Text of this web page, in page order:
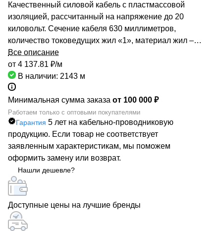
Качественный силовой кабель с пластмассовой
изоляцией, рассчитанный на напряжение до 20
киловольт. Сечение кабеля 630 миллиметров,
количество токоведущих жил «1», материал жил –
Медь. Широко применяется при стационарной
прокладке сетей электроснабжения. Надежность и
качество кабеля подтверждается сертификацией со
стороны завода производителя. Кабельный дилер
РОСКАБ напрямую сотрудничает с крупнейшими
изготовителями кабельно-проводниковой отрасли,
поэтому практически вся номенклатура всегда в
наличии на наших складах. Мы гарантируем быструю
доставку силовых кабелей ПвКаВ по всей территории
нашей страны. Наша надежность подтверждается
благодарственными письмами наших клиентов!
Все описание
от 4 137.81 ₽/м
В наличии: 2143 м
Минимальная сумма заказа от 100 000 ₽
Работаем только с оптовыми покупателями
Гарантия 5 лет на кабельно-проводниковую
продукцию. Если товар не соответствует
заявленным характеристикам, мы поможем
оформить замену или возврат.
Нашли дешевле?
Доступные цены на лучшие бренды